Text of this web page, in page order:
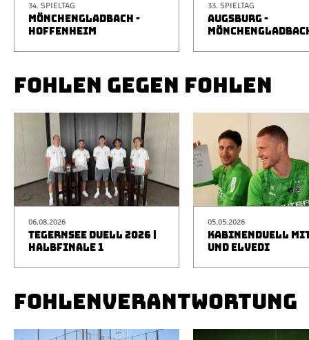
34. SPIELTAG
MÖNCHENGLADBACH -
HOFFENHEIM
33. SPIELTAG
AUGSBURG -
FOHLEN GEGEN FOHLEN
06.08.2026
TEGERNSEE DUELL 2026 |
HALBFINALE 1
05.05.2026
KABINENDUELL
UND ELVEDI
FOHLENVERANTWORTUNG